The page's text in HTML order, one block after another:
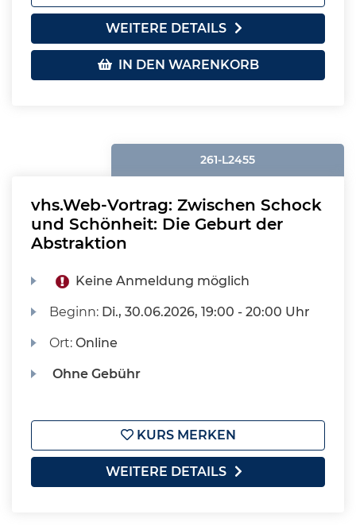
WEITERE DETAILS
IN DEN WARENKORB
261-L2455
vhs.Web-Vortrag: Zwischen Schock
und Schönheit: Die Geburt der
Abstraktion
Keine Anmeldung möglich
Beginn: Di., 30.06.2026, 19:00 - 20:00 Uhr
Ort:Online
Ohne Gebühr
KURS MERKEN
WEITERE DETAILS